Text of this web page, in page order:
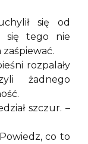
się od
się tego nie
rozpalały
żadnego
szczur. –
co to